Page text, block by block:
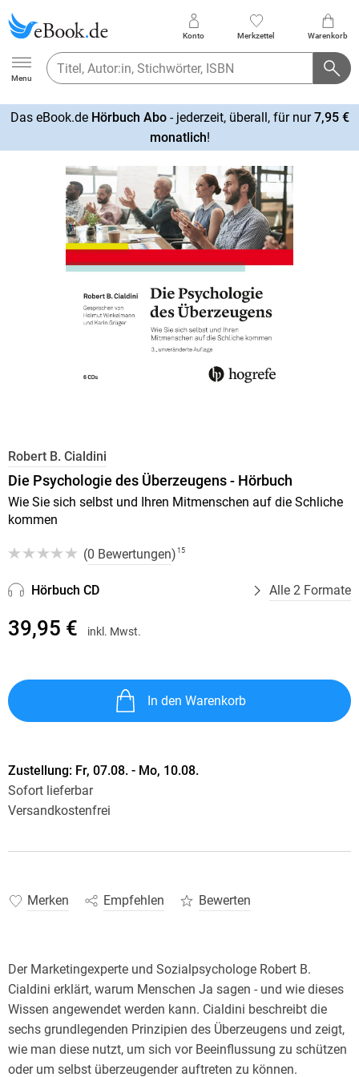
Ebook.de
Menu
Konto Merkzettel Warenkorb
Das eBook.de Hörbuch Abo- jederzeit, überall, für nur7,95 €
monatlich!
Robert B. Cialdini
Die Psychologie des Überzeugens - Hörbuch
Wie Sie sich selbst und Ihren Mitmenschen auf die Schliche
kommen
(0 Bewertungen) 15
Hörbuch CD Alle 2 Formate
39,95 € inkl. Mwst.
In den Warenkorb
Zustellung: Fr, 07.08. - Mo, 10.08.
Sofort lieferbar
Versandkostenfrei
Merken Empfehlen Bewerten
Der Marketingexperte und Sozialpsychologe Robert B.
Cialdini erklärt, warum Menschen Ja sagen - und wie dieses
Wissen angewendet werden kann. Cialdini beschreibt die
sechs grundlegenden Prinzipien des Überzeugens und zeigt,
wie man diese nutzt, um sich vor Beeinflussung zu schützen
oder um selbst überzeugender auftreten zu können.